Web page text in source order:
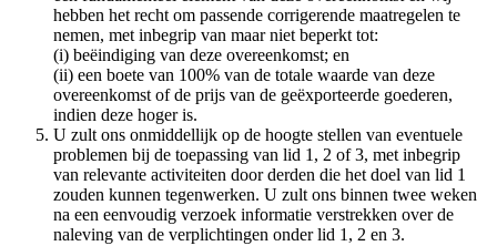
hebben het recht om passende corrigerende maatregelen te
nemen, met inbegrip van maar niet beperkt tot:
(i) beëindiging van deze overeenkomst; en
(ii) een boete van 100% van de totale waarde van deze
overeenkomst of de prijs van de geëxporteerde goederen,
indien deze hoger is.
U zult ons onmiddellijk op de hoogte stellen van eventuele
problemen bij de toepassing van lid 1, 2 of 3, met inbegrip
van relevante activiteiten door derden die het doel van lid 1
zouden kunnen tegenwerken. U zult ons binnen twee weken
na een eenvoudig verzoek informatie verstrekken over de
naleving van de verplichtingen onder lid 1, 2 en 3.